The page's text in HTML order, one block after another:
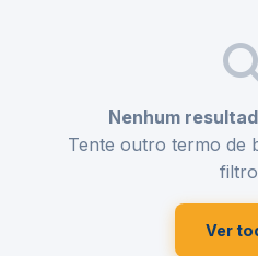
Nenhum
Tente outro termo de
Ver